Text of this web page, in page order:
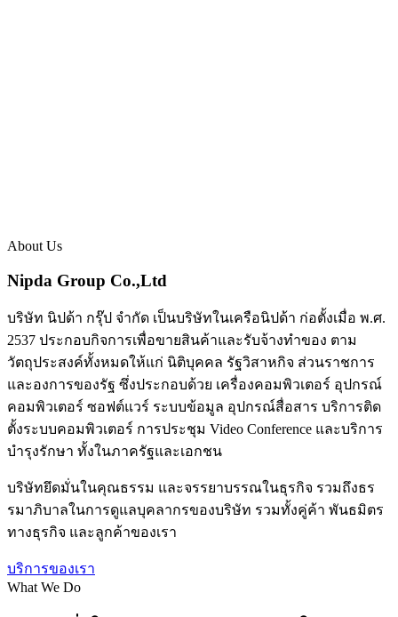
About Us
Nipda Group Co.,Ltd
บริษัท นิปด้า กรุ๊ป จำกัด เป็นบริษัทในเครือนิปด้า ก่อตั้งเมื่อ พ.ศ.
2537 ประกอบกิจการเพื่อขายสินค้าและรับจ้างทำของ ตาม
วัตถุประสงค์ทั้งหมดให้แก่ นิติบุคคล รัฐวิสาหกิจ ส่วนราชการ
และองการของรัฐ ซึ่งประกอบด้วย เครื่องคอมพิวเตอร์ อุปกรณ์
คอมพิวเตอร์ ซอฟต์แวร์ ระบบข้อมูล อุปกรณ์สื่อสาร บริการติด
ตั้งระบบคอมพิวเตอร์ การประชุม Video Conference และบริการ
บำรุงรักษา ทั้งในภาครัฐและเอกชน
บริษัทยึดมั่นในคุณธรรม และจรรยาบรรณในธุรกิจ รวมถึงธร
รมาภิบาลในการดูแลบุคลากรของบริษัท รวมทั้งคู่ค้า พันธมิตร
ทางธุรกิจ และลูกค้าของเรา
บริการของเรา
What We Do